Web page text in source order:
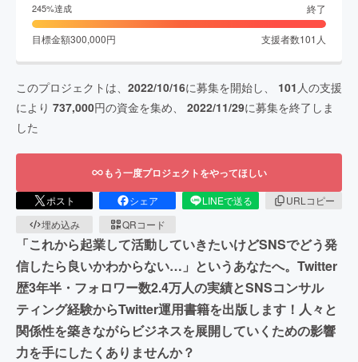
245%達成 終了
目標金額300,000円 支援者数101 人
このプロジェクトは、 2022/10/16に募集を開始し、 101 人の支援
により 737,000円の資金を集め、 2022/11/29に募集を終了しま
した
もう一度プロジェクトをやってほしい
ポスト シェア LINEで送る
URLコピー
埋め込み
QRコード
「これから起業して活動していきたいけどSNSでどう発
信したら良いかわからない…」というあなたへ。Twitter
歴3年半・フォロワー数2.4万人の実績とSNSコンサル
ティング経験からTwitter運用書籍を出版します！人々と
関係性を築きながらビジネスを展開していくための影響
力を手にしたくありませんか？